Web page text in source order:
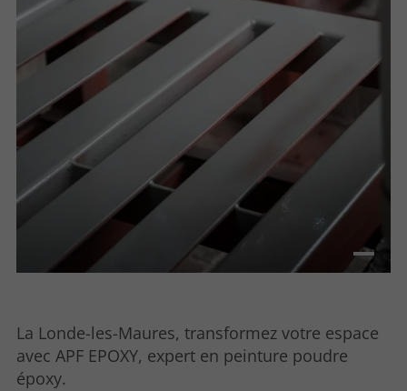
La Londe-les-Maures, transformez votre espace
avec APF EPOXY, expert en peinture poudre
époxy.